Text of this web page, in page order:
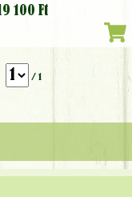
100 Ft
/ 1